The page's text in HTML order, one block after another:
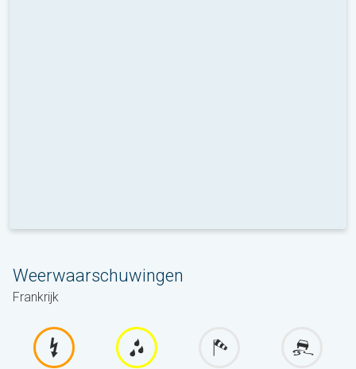
Weerwaarschuwingen
Frankrijk